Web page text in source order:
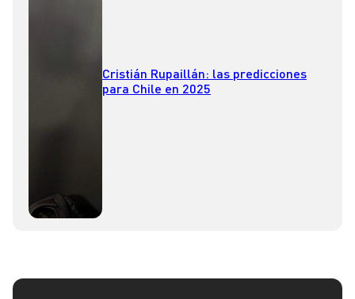
Cristián Rupaillán: las predicciones
para Chile en 2025